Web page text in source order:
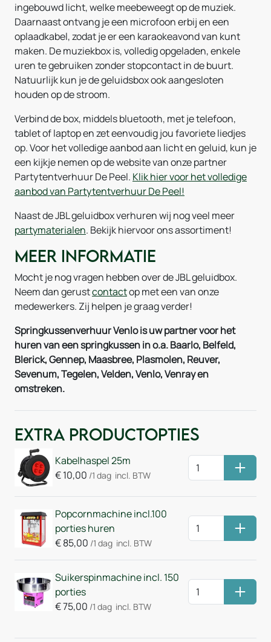
ingebouwd licht, welke meebeweegt op de muziek.
Daarnaast ontvang je een microfoon erbij en een
oplaadkabel, zodat je er een karaokeavond van kunt
maken. De muziekbox is, volledig opgeladen, enkele
uren te gebruiken zonder stopcontact in de buurt.
Natuurlijk kun je de geluidsbox ook aangesloten
houden op de stroom.
Verbind de box, middels bluetooth, met je telefoon,
tablet of laptop en zet eenvoudig jou favoriete liedjes
op. Voor het volledige aanbod aan licht en geluid, kun je
een kijkje nemen op de website van onze partner
Partytentverhuur De Peel. Klik hier voor het volledige
aanbod van Partytentverhuur De Peel!
Naast de JBL geluidbox verhuren wij nog veel meer
partymaterialen. Bekijk hiervoor ons assortiment!
Meer informatie
Mocht je nog vragen hebben over de JBL geluidbox.
Neem dan gerustcontactop met een van onze
medewerkers. Zij helpen je graag verder!
Springkussenverhuur Venlo is uw partner voor het
huren van een springkussen in o.a. Baarlo, Belfeld,
Blerick, Gennep, Maasbree, Plasmolen, Reuver,
Sevenum, Tegelen, Velden, Venlo, Venray en
omstreken.
Extra Productopties
Kabelhaspel 25m
€10,00 /1 dag incl. BTW
Popcornmachine incl.100
porties huren
€85,00 /1 dag incl. BTW
Suikerspinmachine incl. 150
porties
€75,00 /1 dag incl. BTW